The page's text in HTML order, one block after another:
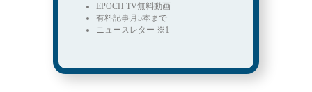
EPOCH TV無料動画
有料記事月5本まで
ニュースレター ※1